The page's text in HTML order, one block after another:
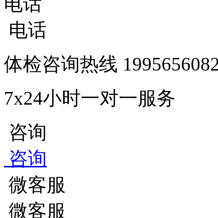
电话
体检咨询热线
7x24小时一对一服务
咨询
咨询
微客服
微客服